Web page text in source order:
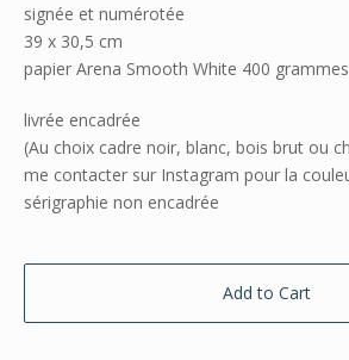
signée et numérotée
39 x 30,5 cm
papier Arena Smooth White 400 grammes
livrée encadrée
(Au choix cadre noir, blanc, bois brut ou
me contacter sur Instagram pour la
sérigraphie non encadrée
Add to Cart